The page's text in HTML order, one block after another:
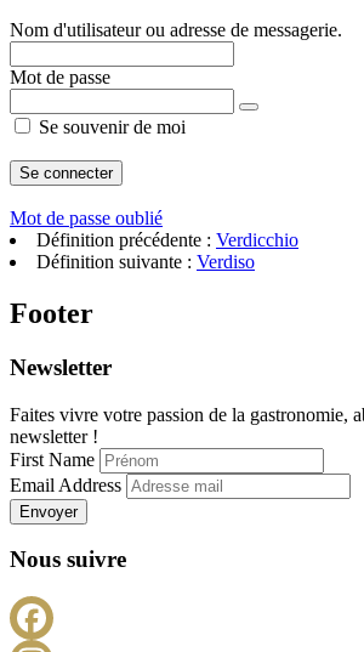
Nom d'utilisateur ou adresse de messagerie.
Mot de passe
Se souvenir de moi
Mot de passe oublié
Définition précédente : Verdicchio
Définition suivante : Verdiso
Footer
Newsletter
Faites vivre votre passion de la gastronomie,
newsletter !
First Name
Email Address
Envoyer
Nous suivre